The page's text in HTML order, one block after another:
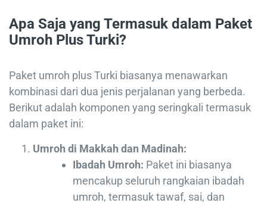
Apa Saja yang Termasuk dalam Paket
Umroh Plus Turki?
Paket umroh plus Turki biasanya menawarkan
kombinasi dari dua jenis perjalanan yang berbeda.
Berikut adalah komponen yang seringkali termasuk
dalam paket ini:
Umroh di Makkah dan Madinah:
Ibadah Umroh: Paket ini biasanya
mencakup seluruh rangkaian ibadah
umroh, termasuk tawaf, sai, dan